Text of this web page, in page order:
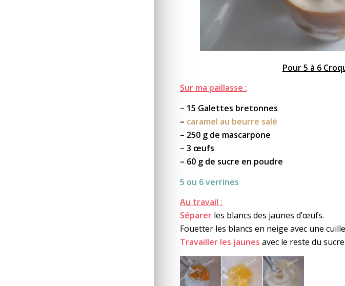
Pour 5 à 6
Sur ma paillasse :
– 15 Galettes bretonnes
– caramel au beurre salé
– 250 g de mascarpone
– 3 œufs
– 60 g de sucre en poudre
5 ou 6 verrines
Au travail :
Séparer les blancs des jaunes d’œufs.
Fouetter les blancs en neige avec une
Travailler les jaunes avec le reste du